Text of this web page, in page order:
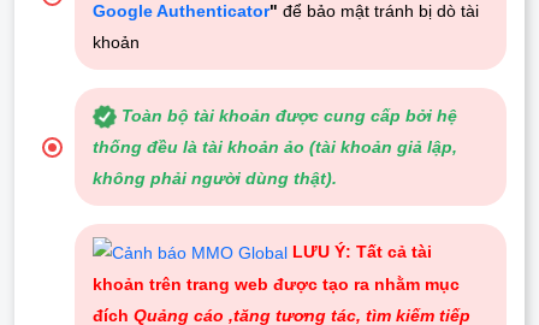
Google Authenticator" để bảo mật tránh bị dò tài
khoản
Toàn bộ tài khoản được cung cấp bởi hệ
thống đều là tài khoản ảo (tài khoản giả lập,
không phải người dùng thật).
LƯU Ý: Tất cả tài
khoản trên trang web được tạo ra nhằm mục
đích Quảng cáo ,tăng tương tác, tìm kiếm tiếp